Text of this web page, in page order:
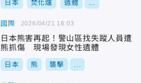
日本 焚化爐 遺體
國際
日本熊害再起！警山區找失蹤人員遭
熊抓傷 現場發現女性遺體
日本 熊 襲擊
2026/04/21 18:03